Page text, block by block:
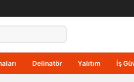
Delinatör Yalıtım İş